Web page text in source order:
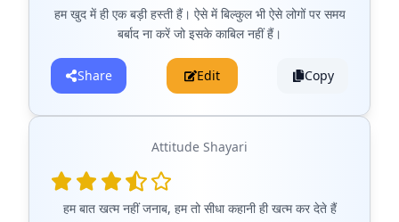
हम खुद में ही एक बड़ी हस्ती हैं। ऐसे में बिल्कुल भी ऐसे लोगों पर समय
बर्बाद ना करें जो इसके काबिल नहीं हैं।
Share Edit Copy
Attitude Shayari
हम बात खत्म नहीं जनाब, हम तो सीधा कहानी ही खत्म कर देते हैं